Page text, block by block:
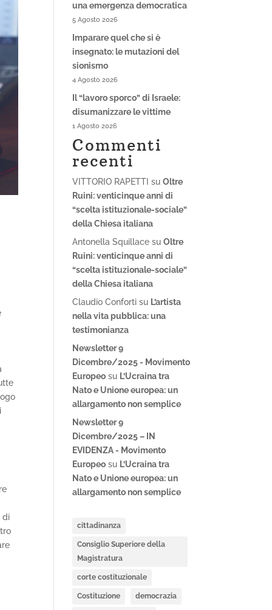
di
una emergenza democratica
5 Agosto 2026
Imparare quel che si è
insegnato: le mutazioni del
sionismo
4 Agosto 2026
Il “lavoro sporco” di Israele:
disumanizzare le vittime
1 Agosto 2026
Commenti
recenti
VITTORIO RAPETTI suOltre
Ruini: venticinque anni di
“scelta istituzionale-sociale”
della Chiesa italiana
Antonella Squillace suOltre
Ruini: venticinque anni di
“scelta istituzionale-sociale”
della Chiesa italiana
Claudio Conforti su L’artista
nella vita pubblica: una
testimonianza
Newsletter 9
Dicembre/2025 - Movimento
Europeo su L’Ucraina tra
Nato e Unione europea: un
allargamento non semplice
Newsletter 9
Dicembre/2025 – IN
EVIDENZA - Movimento
Europeo su L’Ucraina tra
Nato e Unione europea: un
allargamento non semplice
cittadinanza
Consiglio Superiore della
Magistratura
corte costituzionale
Costituzione democrazia